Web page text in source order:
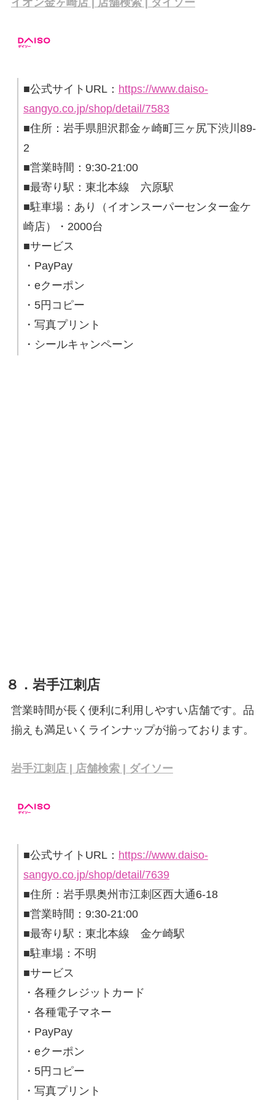
■公式サイトURL： https://www.daiso-
sangyo.co.jp/shop/detail/7583
■住所：岩手県胆沢郡金ヶ崎町三ヶ尻下渋川89-
2
■営業時間：9:30-21:00
■最寄り駅：東北本線 六原駅
■駐車場：あり（イオンスーパーセンター金ケ
崎店）・2000台
■サービス
・PayPay
・eクーポン
・5円コピー
・写真プリント
・シールキャンペーン
８．岩手江刺店
営業時間が長く便利に利用しやすい店舗です。品
揃えも満足いくラインナップが揃っております。
岩手江刺店 | 店舗検索 | ダイソー
■公式サイトURL： https://www.daiso-
sangyo.co.jp/shop/detail/7639
■住所：岩手県奥州市江刺区西大通6-18
■営業時間：9:30-21:00
■最寄り駅：東北本線 金ケ崎駅
■駐車場：不明
■サービス
・各種クレジットカード
・各種電子マネー
・PayPay
・eクーポン
・5円コピー
・写真プリント